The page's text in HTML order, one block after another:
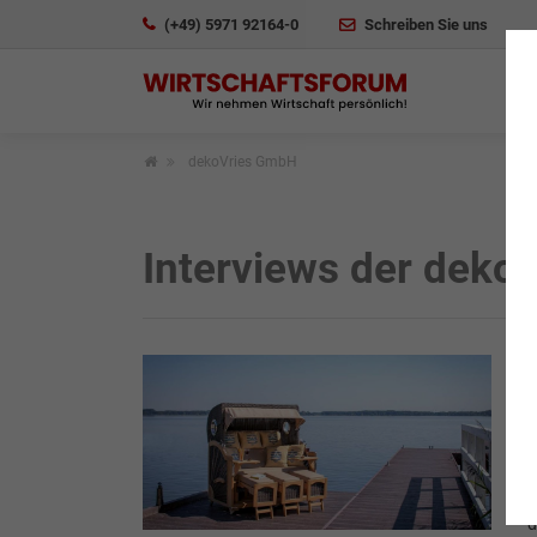
(+49) 5971 92164-0 Schreiben Sie uns
dekoVries GmbH
Interviews der